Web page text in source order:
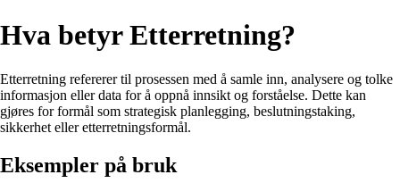
Hva betyr Etterretning?
Etterretning refererer til prosessen med å samle inn, analysere og tolke
informasjon eller data for å oppnå innsikt og forståelse. Dette kan
gjøres for formål som strategisk planlegging, beslutningstaking,
sikkerhet eller etterretningsformål.
Eksempler på bruk